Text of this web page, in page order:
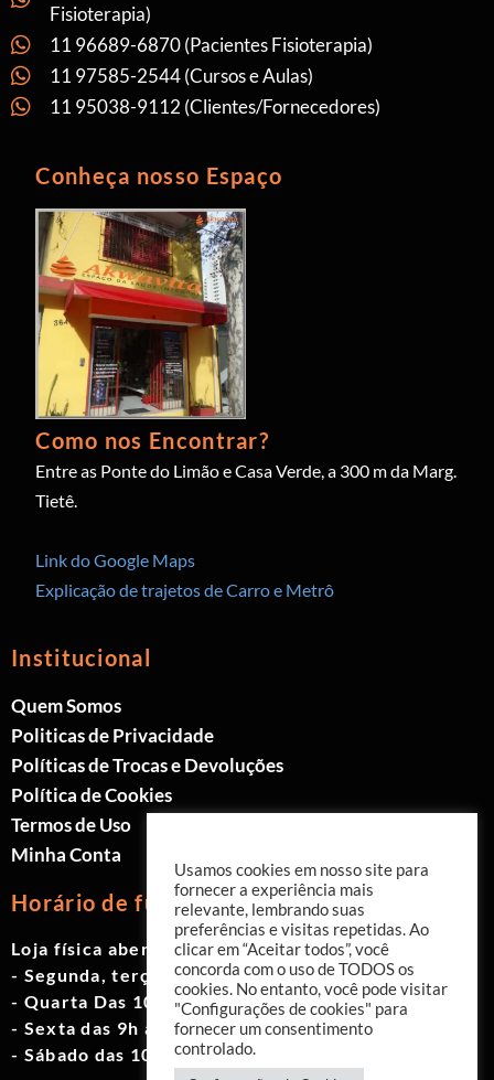
Fisioterapia)
11 96689-6870 (Pacientes Fisioterapia)
11 97585-2544 (Cursos e Aulas)
11 95038-9112 (Clientes/Fornecedores)
Conheça nosso Espaço
Como nos Encontrar?
Entre as Ponte do Limão e Casa Verde, a 300 m da Marg.
Tietê.
Link do Google Maps
Explicação de trajetos de Carro e Metrô
Institucional
Quem Somos
Politicas de Privacidade
Políticas de Trocas e Devoluções
Política de Cookies
Termos de Uso
Minha Conta
Horário de funcionamento
Loja física aberta de Segunda à Sábado.
- Segunda, terça e quinta das 9h às 19h
- Quarta Das 10h às 18h
- Sexta das 9h às 18h
- Sábado das 10h às 17h
Usamos cookies em nosso site para
fornecer a experiência mais
relevante, lembrando suas
preferências e visitas repetidas. Ao
clicar em “Aceitar todos”, você
concorda com o uso de TODOS os
cookies. No entanto, você pode visitar
"Configurações de cookies" para
fornecer um consentimento
controlado.